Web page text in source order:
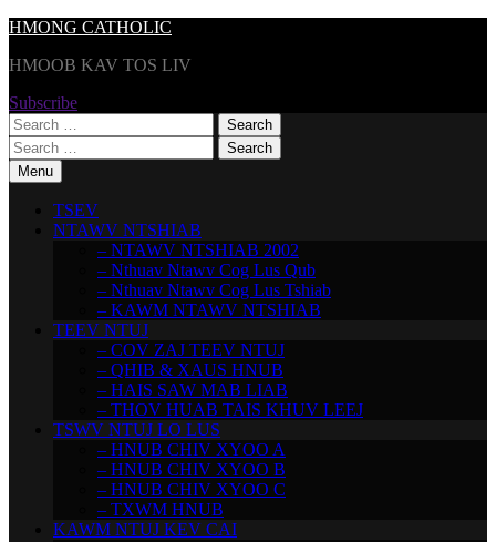
Skip
content
HMONG CATHOLIC
HMOOB KAV TOS LIV
Subscribe
Search
for:
Search
for:Menu
TSEV
NTAWV NTSHIAB
– NTAWV NTSHIAB 2002
– Nthuav Ntawv Cog Lus Qub
– Nthuav Ntawv Cog Lus Tshiab
– KAWM NTAWV NTSHIAB
TEEV NTUJ
– COV ZAJ TEEV NTUJ
– QHIB & XAUS HNUB
– HAIS SAW MAB LIAB
– THOV HUAB TAIS KHUV LEEJ
TSWV NTUJ LO LUS
– HNUB CHIV XYOO A
– HNUB CHIV XYOO B
– HNUB CHIV XYOO C
– TXWM HNUB
KAWM NTUJ KEV CAI